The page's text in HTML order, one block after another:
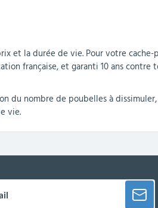
et la durée de vie. Pour votre cache-
française, et garanti 10 ans contre
du nombre de poubelles à
vie.